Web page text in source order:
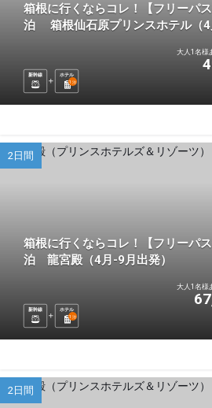
箱根に行くならコレ！【フリーパ
泊 箱根仙石原プリンスホテル（4
新幹線
ホテル
1 泊
大人1名様
2日間
箱根に行くならコレ！【フリーパ
泊 龍宮殿（4月-9月出発）
新幹線
ホテル
1 泊
大人1名様
2日間